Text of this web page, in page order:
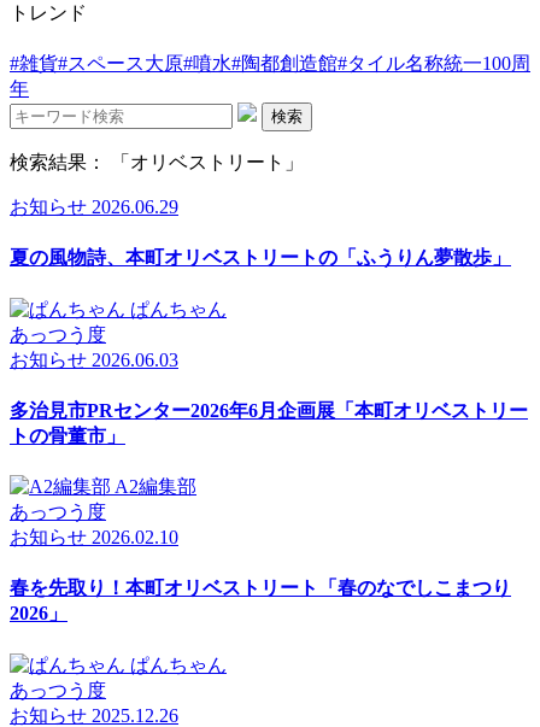
トレンド
#雑貨#スペース大原#噴水#陶都創造館#タイル名称統一100周
年
検索
検索結果： 「オリベストリート」
お知らせ 2026.06.29
夏の風物詩、本町オリベストリートの「ふうりん夢散歩」
ぱんちゃん
あっつう度
お知らせ 2026.06.03
多治見市PRセンター2026年6月企画展「本町オリベストリー
トの骨董市」
A2編集部
あっつう度
お知らせ 2026.02.10
春を先取り！本町オリベストリート「春のなでしこまつり
2026」
ぱんちゃん
あっつう度
お知らせ 2025.12.26